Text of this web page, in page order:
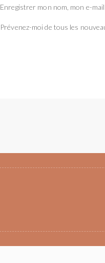
Enregistrer mon nom, mon e-
Prévenez-moi de tous les